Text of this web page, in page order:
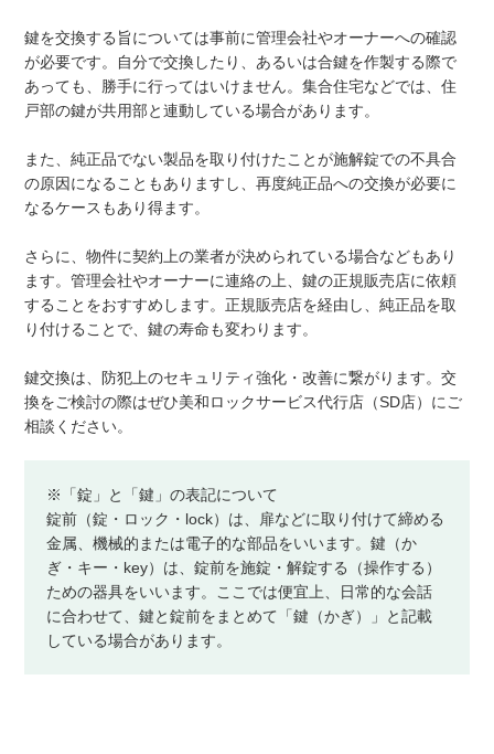
鍵を交換する旨については事前に管理会社やオーナーへの確認
が必要です。自分で交換したり、あるいは合鍵を作製する際で
あっても、勝手に行ってはいけません。集合住宅などでは、住
戸部の鍵が共用部と連動している場合があります。
また、純正品でない製品を取り付けたことが施解錠での不具合
の原因になることもありますし、再度純正品への交換が必要に
なるケースもあり得ます。
さらに、物件に契約上の業者が決められている場合などもあり
ます。管理会社やオーナーに連絡の上、鍵の正規販売店に依頼
することをおすすめします。正規販売店を経由し、純正品を取
り付けることで、鍵の寿命も変わります。
鍵交換は、防犯上のセキュリティ強化・改善に繋がります。交
換をご検討の際はぜひ美和ロックサービス代行店（SD店）にご
相談ください。
※「錠」と「鍵」の表記について
錠前（錠・ロック・lock）は、扉などに取り付けて締める
金属、機械的または電子的な部品をいいます。鍵（か
ぎ・キー・key）は、錠前を施錠・解錠する（操作する）
ための器具をいいます。ここでは便宜上、日常的な会話
に合わせて、鍵と錠前をまとめて「鍵（かぎ）」と記載
している場合があります。